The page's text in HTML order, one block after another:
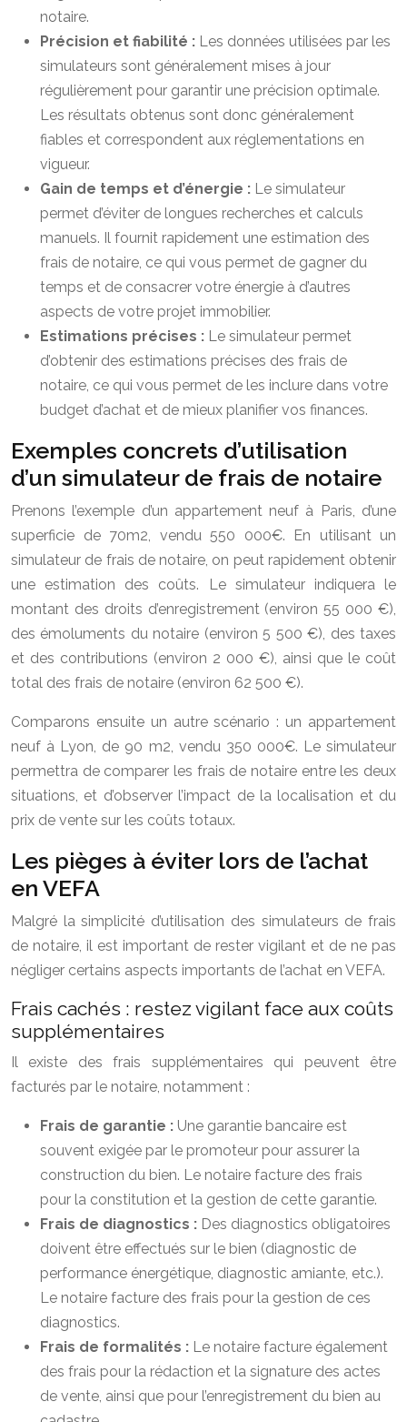
notaire.
Précision et fiabilité : Les données utilisées par les
simulateurs sont généralement mises à jour
régulièrement pour garantir une précision optimale.
Les résultats obtenus sont donc généralement
fiables et correspondent aux réglementations en
vigueur.
Gain de temps et d’énergie : Le simulateur
permet d’éviter de longues recherches et calculs
manuels. Il fournit rapidement une estimation des
frais de notaire, ce qui vous permet de gagner du
temps et de consacrer votre énergie à d’autres
aspects de votre projet immobilier.
Estimations précises : Le simulateur permet
d’obtenir des estimations précises des frais de
notaire, ce qui vous permet de les inclure dans votre
budget d’achat et de mieux planifier vos finances.
Exemples concrets d’utilisation
d’un simulateur de frais de notaire
Prenons l’exemple d’un appartement neuf à Paris, d’une
superficie de 70m2, vendu 550 000€. En utilisant un
simulateur de frais de notaire, on peut rapidement obtenir
une estimation des coûts. Le simulateur indiquera le
montant des droits d’enregistrement (environ 55 000 €),
des émoluments du notaire (environ 5 500 €), des taxes
et des contributions (environ 2 000 €), ainsi que le coût
total des frais de notaire (environ 62 500 €).
Comparons ensuite un autre scénario : un appartement
neuf à Lyon, de 90 m2, vendu 350 000€. Le simulateur
permettra de comparer les frais de notaire entre les deux
situations, et d’observer l’impact de la localisation et du
prix de vente sur les coûts totaux.
Les pièges à éviter lors de l’achat
en VEFA
Malgré la simplicité d’utilisation des simulateurs de frais
de notaire, il est important de rester vigilant et de ne pas
négliger certains aspects importants de l’achat en VEFA.
Frais cachés : restez vigilant face aux coûts
supplémentaires
Il existe des frais supplémentaires qui peuvent être
facturés par le notaire, notamment :
Frais de garantie : Une garantie bancaire est
souvent exigée par le promoteur pour assurer la
construction du bien. Le notaire facture des frais
pour la constitution et la gestion de cette garantie.
Frais de diagnostics : Des diagnostics obligatoires
doivent être effectués sur le bien (diagnostic de
performance énergétique, diagnostic amiante, etc.).
Le notaire facture des frais pour la gestion de ces
diagnostics.
Frais de formalités : Le notaire facture également
des frais pour la rédaction et la signature des actes
de vente, ainsi que pour l’enregistrement du bien au